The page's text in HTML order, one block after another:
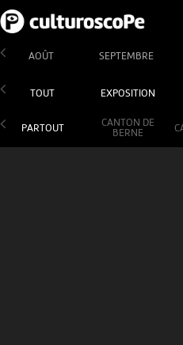
AOÛT SEPTEMBRE
TOUT EXPOSITION
PARTOUT
CANTON DE
BERNE